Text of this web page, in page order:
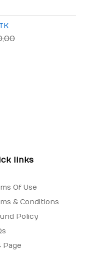
links
Of Use
& Conditions
Policy
Page